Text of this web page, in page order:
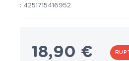
: 4251715416952
18,90 €